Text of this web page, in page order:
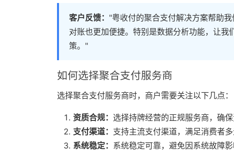
客户反馈： "粤收付的聚合支付解决方案帮助
对账也更加便捷。特别是数据分析功能，让
策。"
如何选择聚合支付服务商
选择聚合支付服务商时，商户需要关注以下几点：
资质合规： 选择持牌经营的正规服务商，确
支付渠道： 支持主流支付渠道，满足消费者
系统稳定： 系统稳定可靠，避免因系统故障